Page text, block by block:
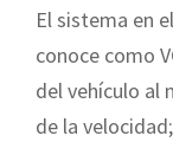
El sistema en
conoce como
del vehículo al
de la